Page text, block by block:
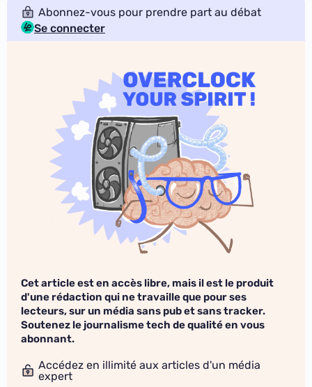
Abonnez-vous pour prendre part au débat
Se connecter
Cet article est en accès libre, mais il est le produit
d'une rédaction qui ne travaille que pour ses
lecteurs, sur un média sans pub et sans tracker.
Soutenez le journalisme tech de qualité en vous
abonnant.
Accédez en illimité aux articles d'un média
expert